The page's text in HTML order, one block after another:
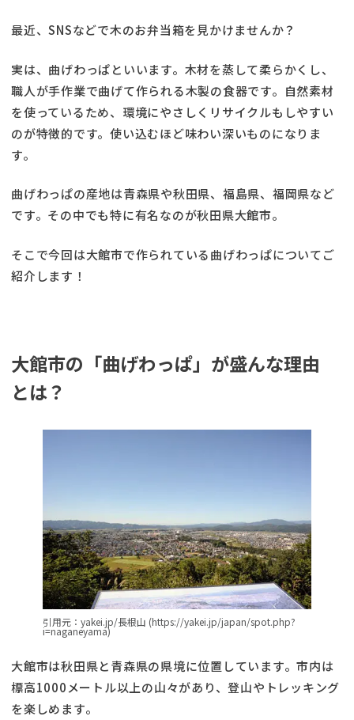
最近、SNSなどで木のお弁当箱を見かけませんか？
実は、曲げわっぱといいます。木材を蒸して柔らかくし、
職人が手作業で曲げて作られる木製の食器です。自然素材
を使っているため、環境にやさしくリサイクルもしやすい
のが特徴的です。使い込むほど味わい深いものになりま
す。
曲げわっぱの産地は青森県や秋田県、福島県、福岡県など
です。その中でも特に有名なのが秋田県大館市。
そこで今回は大館市で作られている曲げわっぱについてご
紹介します！
大館市の「曲げわっぱ」が盛んな理由
とは？
引用元：yakei.jp/長根山 (https://yakei.jp/japan/spot.php?
i=naganeyama)
大館市は秋田県と青森県の県境に位置しています。市内は
標高1000メートル以上の山々があり、登山やトレッキング
を楽しめます。